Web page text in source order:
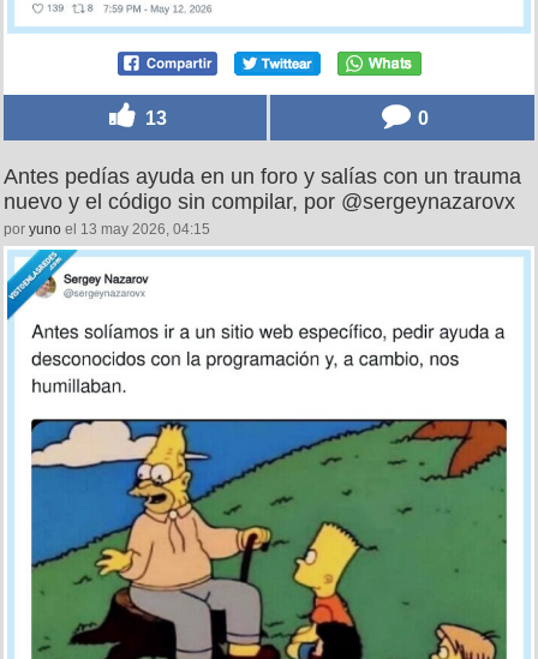
13 0
Antes pedías ayuda en un foro y salías con un trauma
nuevo y el código sin compilar, por @sergeynazarovx
por yuno el 13 may 2026, 04:15